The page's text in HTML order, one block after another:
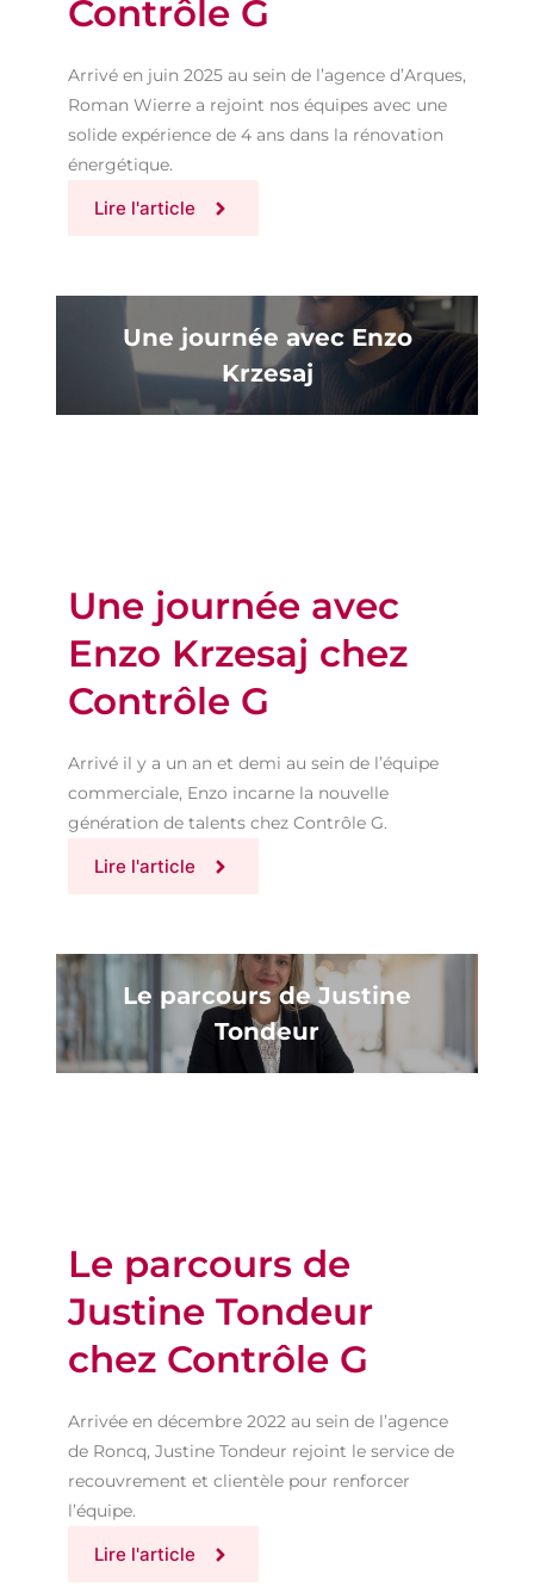
Contrôle G
Arrivé en juin 2025 au sein de l’agence d’Arques,
Roman Wierre a rejoint nos équipes avec une
solide expérience de 4 ans dans la rénovation
énergétique.
Lire l'article
Une journée avec Enzo
Krzesaj
Une journée avec
Enzo Krzesaj chez
Contrôle G
Arrivé il y a un an et demi au sein de l’équipe
commerciale, Enzo incarne la nouvelle
génération de talents chez Contrôle G.
Lire l'article
Le parcours de Justine
Tondeur
Le parcours de
Justine Tondeur
chez Contrôle G
Arrivée en décembre 2022 au sein de l’agence
de Roncq, Justine Tondeur rejoint le service de
recouvrement et clientèle pour renforcer
l’équipe.
Lire l'article